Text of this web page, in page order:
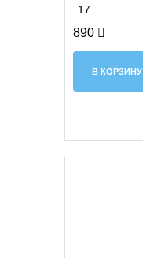
17
890
В КОРЗИНУ